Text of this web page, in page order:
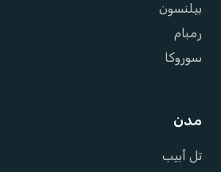
بيلنسون
رمبام
سوروكا
مدن
تل أبيب